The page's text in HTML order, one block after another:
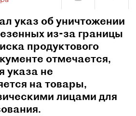
указ об уничтожении
из-за границы
продуктового
отмечается,
указа не
на товары,
лицами для